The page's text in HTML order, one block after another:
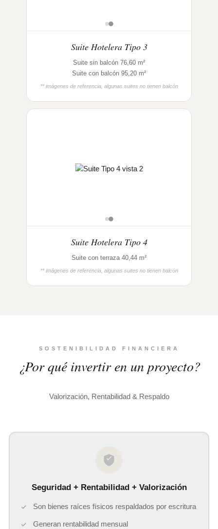
Suite Hotelera Tipo 3
Suite sin balcón 76,60 m²
Suite con balcón 95,20 m²
** imágenes de referencia, algunas suites no tienen balcón
Suite Hotelera Tipo 4
Suite con terraza 40,44 m²
** imágenes de referencia, algunas suites no tienen balcón
SOSTENIBILIDAD FINANCIERA
¿Por qué invertir en un proyecto?
Valorización, Rentabilidad & Respaldo
Seguridad + Rentabilidad + Valorización
Son bienes raíces físicos respaldados por escritura
Generan rentabilidad mensual